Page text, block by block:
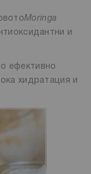
Moringa
и
ефективно
хидратация и